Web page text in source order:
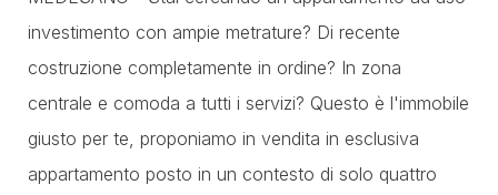
investimento con ampie metrature? Di recente
costruzione completamente in ordine? In zona
centrale e comoda a tutti i servizi? Questo è l'immobile
giusto per te, proponiamo in vendita in esclusiva
appartamento posto in un contesto di solo quattro